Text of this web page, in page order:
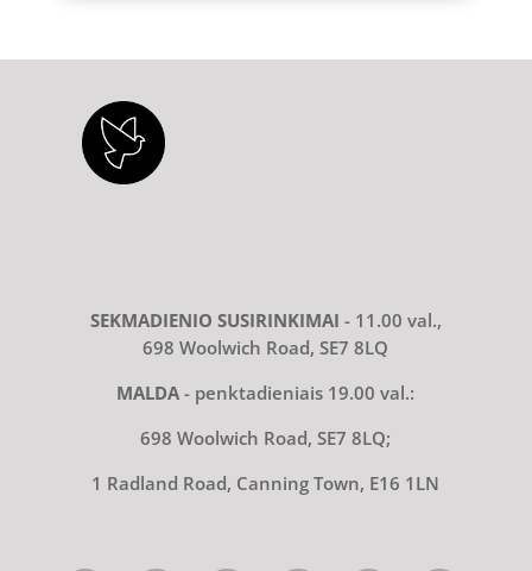
SEKMADIENIO SUSIRINKIMAI - 11.00 val.,
698 Woolwich Road, SE7 8LQ
MALDA- penktadieniais 19.00 val.:
698 Woolwich Road, SE7 8LQ;
1 Radland Road, Canning Town, E16 1LN